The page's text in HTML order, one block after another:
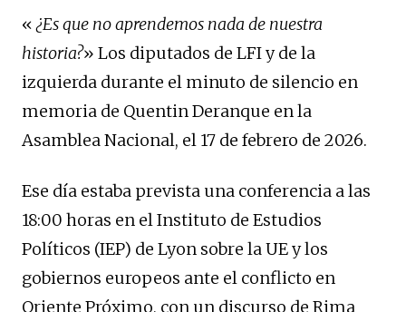
«¿Es que no aprendemos nada de nuestra
historia?» Los diputados de LFI y de la
izquierda durante el minuto de silencio en
memoria de Quentin Deranque en la
Asamblea Nacional, el 17 de febrero de 2026.
Ese día estaba prevista una conferencia a las
18:00 horas en el Instituto de Estudios
Políticos (IEP) de Lyon sobre la UE y los
gobiernos europeos ante el conflicto en
Oriente Próximo, con un discurso de Rima